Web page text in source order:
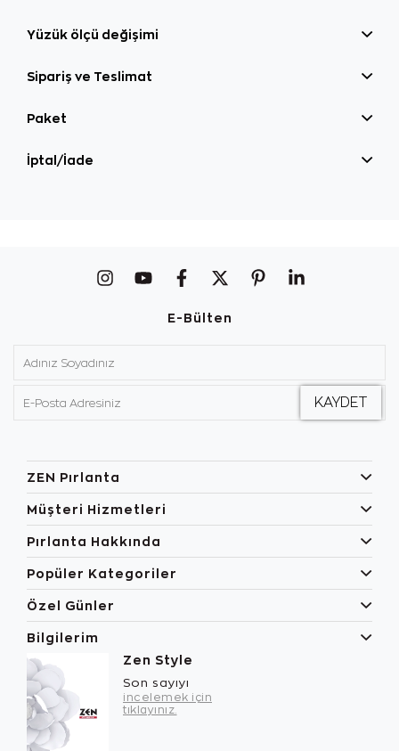
Yüzük ölçü değişimi
Sipariş ve Teslimat
Paket
İptal/İade
E-Bülten
ZEN Pırlanta
Müşteri Hizmetleri
Pırlanta Hakkında
Popüler Kategoriler
Özel Günler
Bilgilerim
Zen Style
Son sayıyı
incelemek için
tıklayınız.